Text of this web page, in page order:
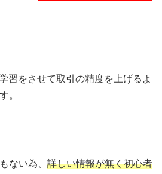
習をさせて取引の精度を上げるよ
。
ない為、 詳しい情報が無く初心者